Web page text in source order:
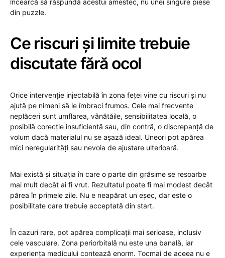
încearcă să răspundă acestui amestec, nu unei singure piese
din puzzle.
Ce riscuri și limite trebuie
discutate fără ocol
Orice intervenție injectabilă în zona feței vine cu riscuri și nu
ajută pe nimeni să le îmbraci frumos. Cele mai frecvente
neplăceri sunt umflarea, vânătăile, sensibilitatea locală, o
posibilă corecție insuficientă sau, din contră, o discrepanță de
volum dacă materialul nu se așază ideal. Uneori pot apărea
mici neregularități sau nevoia de ajustare ulterioară.
Mai există și situația în care o parte din grăsime se resoarbe
mai mult decât ai fi vrut. Rezultatul poate fi mai modest decât
părea în primele zile. Nu e neapărat un eșec, dar este o
posibilitate care trebuie acceptată din start.
În cazuri rare, pot apărea complicații mai serioase, inclusiv
cele vasculare. Zona periorbitală nu este una banală, iar
experiența medicului contează enorm. Tocmai de aceea nu e